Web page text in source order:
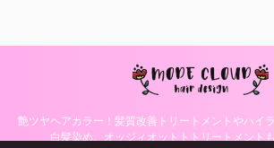
艶ツヤヘアカラー！髪質改善トリートメントやハイ
白髪染め、オッジィオットトトリートメント